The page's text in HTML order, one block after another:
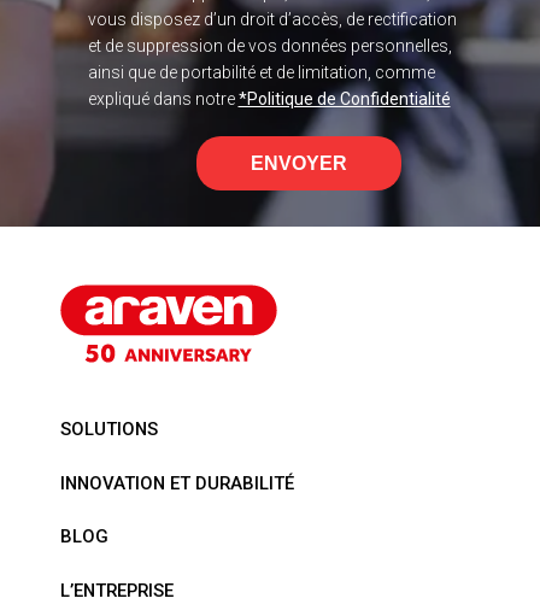
vous disposez d’un droit d’accès, de rectification
et de suppression de vos données personnelles,
ainsi que de portabilité et de limitation, comme
expliqué dans notre*Politique de Confidentialité
ENVOYER
SOLUTIONS
INNOVATION ET DURABILITÉ
BLOG
L’ENTREPRISE